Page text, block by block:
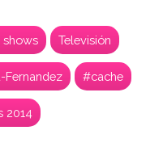
shows Televisión
Fernandez #cache
2014